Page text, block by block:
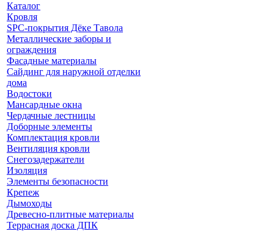
Каталог
Кровля
SPC-покрытия Дёке Тавола
Металлические заборы и
ограждения
Фасадные материалы
Сайдинг для наружной отделки
дома
Водостоки
Мансардные окна
Чердачные лестницы
Доборные элементы
Комплектация кровли
Вентиляция кровли
Снегозадержатели
Изоляция
Элементы безопасности
Крепеж
Дымоходы
Древесно-плитные материалы
Террасная доска ДПК